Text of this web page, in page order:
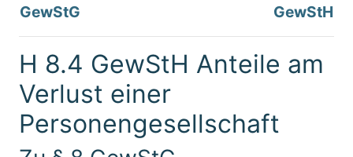
GewStG
GewStH
H 8.4 GewStH Anteile am
Verlust einer
Personengesellschaft